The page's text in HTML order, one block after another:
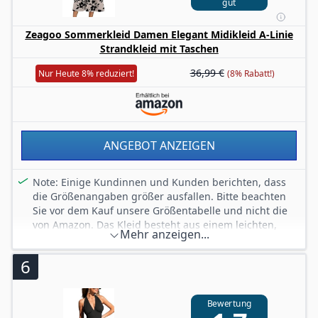
Zeagoo Sommerkleid Damen Elegant Midikleid A-Linie
Strandkleid mit Taschen
Nur Heute 8% reduziert! 36,99 € (8% Rabatt!)
ANGEBOT ANZEIGEN
Note: Einige Kundinnen und Kunden berichten, dass
die Größenangaben größer ausfallen. Bitte beachten
Sie vor dem Kauf unsere Größentabelle und nicht die
von Amazon. Das Kleid besteht aus einem leichten,
einlagigen Stoff. Wir empfehlen, es je nach Vorliebe mit
einem hellen Unterkleid zu kombinieren.
Mischgewebe gefertigt, das sich kühl anfühlt,
pflegeleicht ist, einen schönen Fall hat und bequem
und elastisch ist, wodurch es sich ideal für alltägliche
Mehr anzeigen...
6
Bewertung